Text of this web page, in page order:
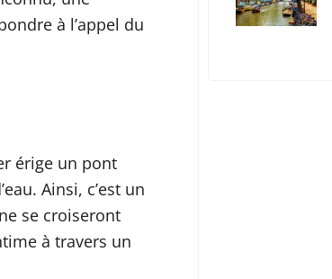
à l’appel du
érige un pont
Ainsi, c’est un
se croiseront
à travers un